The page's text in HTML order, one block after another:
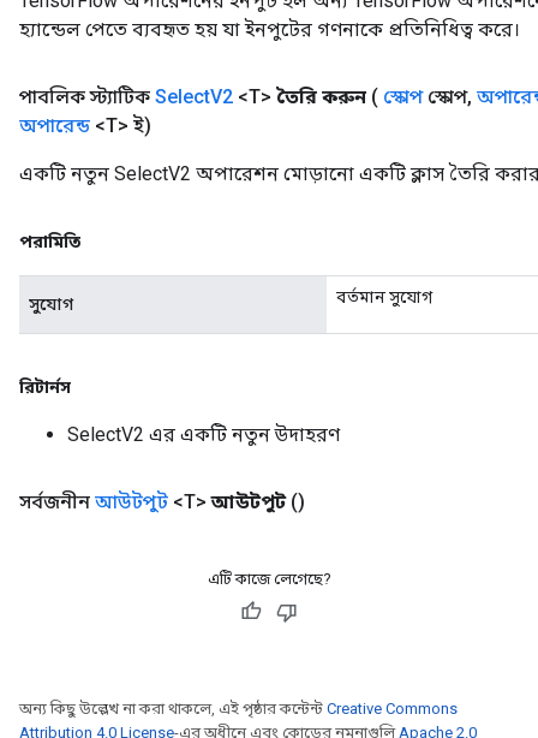
হ্যান্ডেল পেতে ব্যবহৃত হয় যা ইনপুটের গণনাকে প্রতিনিধিত্ব করে।
পাবলিক স্ট্যাটিক SelectV2 <T> তৈরি করুন ( স্কোপস্কোপ,
অপারেন্ড <T> ই)
একটি নতুন SelectV2 অপারেশন মোড়ানো একটি ক্লাস তৈরি করার
পরামিতি
সুযোগ বর্তমান সুযোগ
রিটার্নস
SelectV2 এর একটি নতুন উদাহরণ
সর্বজনীন আউটপুট <T> আউটপুট ()
এটি কাজে লেগেছে?
অন্য কিছু উল্লেখ না করা থাকলে, এই পৃষ্ঠার কন্টেন্ট Creative Commons
Attribution 4.0 License-এর অধীনে এবং কোডের নমুনাগুলিApache 2.0